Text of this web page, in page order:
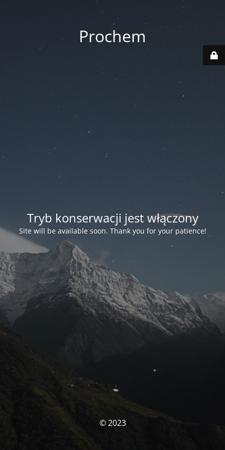
Prochem
Tryb konserwacji jest włączony
Site will be available soon. Thank you for your patience!
© 2023